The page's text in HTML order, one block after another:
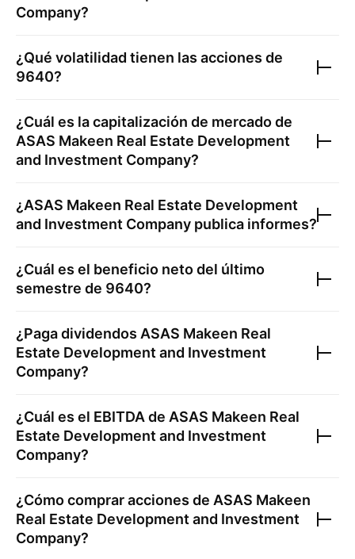
Company?
¿Qué volatilidad tienen las acciones de
9640?
¿Cuál es la capitalización de mercado de
ASAS Makeen Real Estate Development
and Investment Company?
¿ASAS Makeen Real Estate Development
and Investment Company publica informes?
¿Cuál es el beneficio neto del último
semestre de 9640?
¿Paga dividendos ASAS Makeen Real
Estate Development and Investment
Company?
¿Cuál es el EBITDA de ASAS Makeen Real
Estate Development and Investment
Company?
¿Cómo comprar acciones de ASAS Makeen
Real Estate Development and Investment
Company?